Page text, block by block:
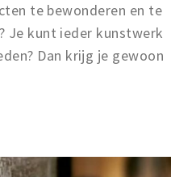
te bewonderen en te
Je kunt ieder kunstwerk
Dan krijg je gewoon